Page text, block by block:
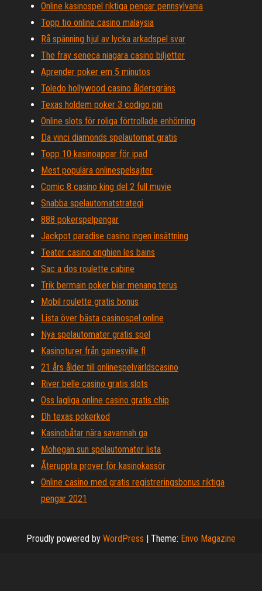
Online kasinospel riktiga pengar pennsylvania
Topp tio online casino malaysia
Rå spänning hjul av lycka arkadspel svar
The fray seneca niagara casino biljetter
Aprender poker em 5 minutos
Toledo hollywood casino åldersgräns
Texas holdem poker 3 codigo pin
Online slots för roliga förtrollade enhörning
Da vinci diamonds spelautomat gratis
Topp 10 kasinoappar för ipad
Mest populära onlinespelsajter
Comic 8 casino king del 2 full muvie
Snabba spelautomatstrategi
888 pokerspelpengar
Jackpot paradise casino ingen insättning
Teater casino enghien les bains
Sac a dos roulette cabine
Trik bermain poker biar menang terus
Mobil roulette gratis bonus
Lista över bästa casinospel online
Nya spelautomater gratis spel
Kasinoturer från gainesville fl
21 års ålder till onlinespelvärldscasino
River belle casino gratis slots
Oss lagliga online casino gratis chip
Dh texas pokerkod
Kasinobåtar nära savannah ga
Mohegan sun spelautomater lista
Återuppta prover för kasinokassör
Online casino med gratis registreringsbonus riktiga
pengar 2021
Proudly powered by WordPress | Theme: Envo Magazine